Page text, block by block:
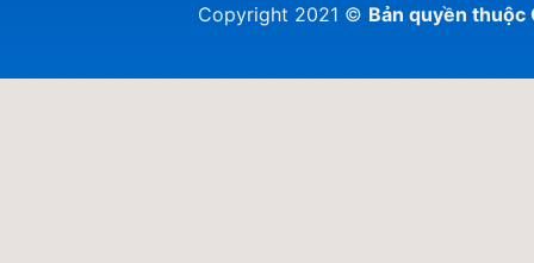
Copyright 2021 © Bản quyền thuộc